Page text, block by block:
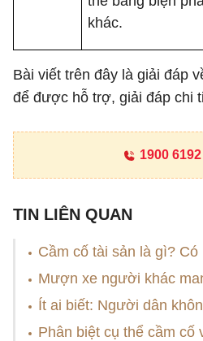
khác.
Bài viết trên đây là giải đáp
để được hỗ trợ, giải đáp chi
1900 6192
TIN LIÊN QUAN
Cầm cố tài sản là gì?
Mượn xe người khác
Ít ai biết: Người dân
Phân biệt cụ thể cầm cố